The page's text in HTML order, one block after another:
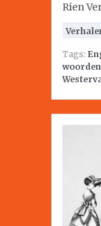
Rien
Tags: